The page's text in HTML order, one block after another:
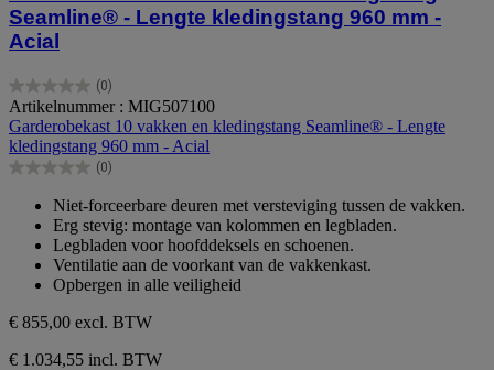
Seamline® - Lengte kledingstang 960 mm -
Acial
(0)
0.0
van
de
5
sterren.
Artikelnummer : MIG507100
Garderobekast 10 vakken en kledingstang Seamline® - Lengte
kledingstang 960 mm - Acial
(0)
0.0
sterren.
Niet-forceerbare deuren met versteviging tussen de vakken.
Erg stevig: montage van kolommen en legbladen.
Legbladen voor hoofddeksels en schoenen.
Ventilatie aan de voorkant van de vakkenkast.
Opbergen in alle veiligheid
€ 855,00 excl. BTW
€ 1.034,55 incl. BTW